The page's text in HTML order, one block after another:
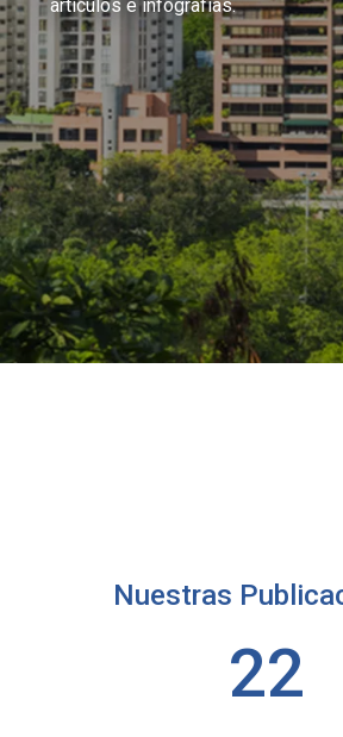
artículos e infografías.
Nuestras
22